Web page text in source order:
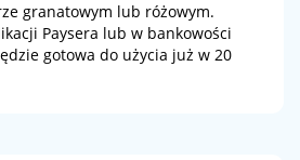
granatowym lub różowym.
Paysera lub w bankowości
gotowa do użycia już w 20